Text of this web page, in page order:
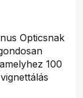
Opticsnak
100